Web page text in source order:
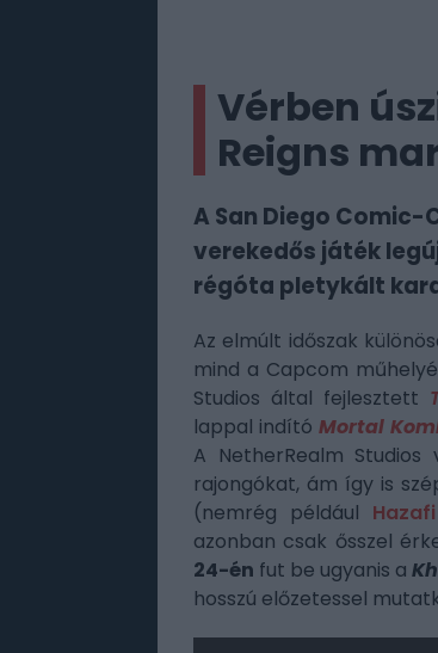
Vérben
Reigns
A San Diego
verekedős játék
régóta pletykált
Az elmúlt időszak
mind a Capcom
Studios által fejlesztett
lappal indító Mortal
A NetherRealm
rajongókat, ám így is
(nemrég például Hazafi
azonban csak ősszel
24-én fut be ugyanis a
hosszú előzetessel